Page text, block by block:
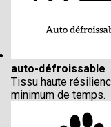
auto-défroissable
Tissu haute
minimum de temps.